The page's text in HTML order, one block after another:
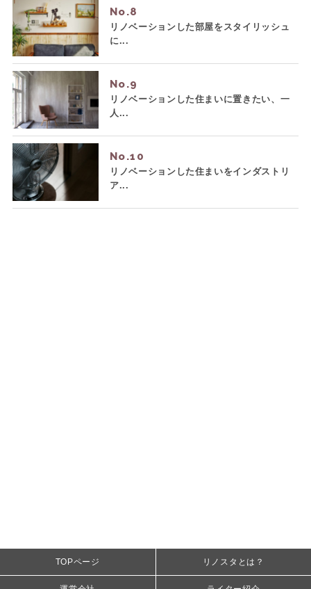
No.
リノベーションした部屋をスタイリッシュ
に...
No.
リノベーションした住まいに置きたい、一
人...
No.
リノベーションした住まいをインダストリ
ア...
TOPページ リノスタとは？